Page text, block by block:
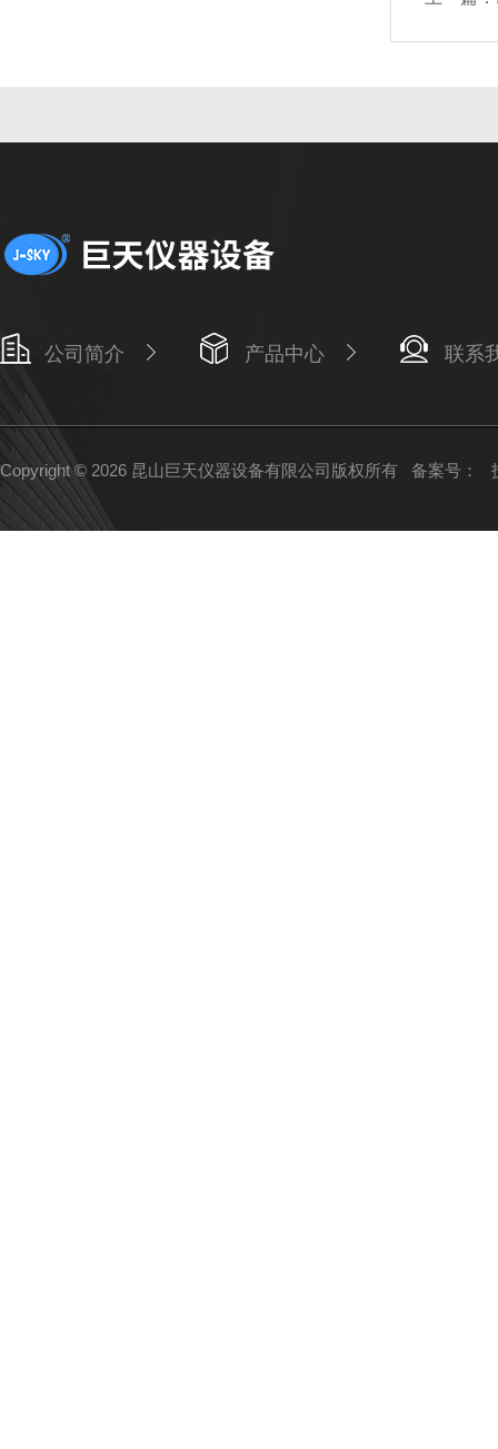
公司简介 产品中心 联系
Copyright © 2026 昆山巨天仪器设备有限公司版权所有 备案号：